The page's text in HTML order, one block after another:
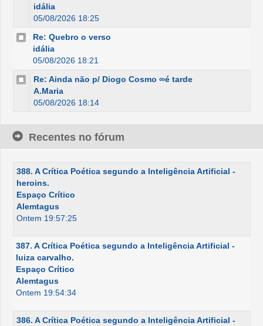
idália
05/08/2026 18:25
Re: Quebro o verso
idália
05/08/2026 18:21
Re: Ainda não p/ Diogo Cosmo ∞é tarde
A.Maria
05/08/2026 18:14
Recentes no fórum
388. A Crítica Poética segundo a Inteligência Artificial -
heroins.
Espaço Crítico
Alemtagus
Ontem 19:57:25
387. A Crítica Poética segundo a Inteligência Artificial -
luiza carvalho.
Espaço Crítico
Alemtagus
Ontem 19:54:34
386. A Crítica Poética segundo a Inteligência Artificial -